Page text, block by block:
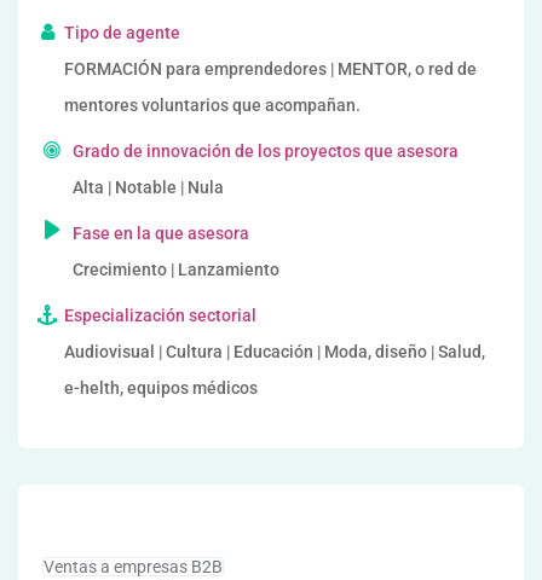
Tipo de agente
FORMACIÓN para emprendedores | MENTOR, o red de
mentores voluntarios que acompañan.
Grado de innovación de los proyectos que asesora
Alta | Notable | Nula
Fase en la que asesora
Crecimiento | Lanzamiento
Especialización sectorial
Audiovisual | Cultura | Educación | Moda, diseño | Salud,
e-helth, equipos médicos
Ventas a empresas B2B